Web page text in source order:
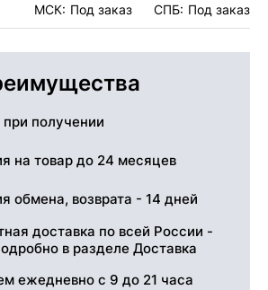
МСК: Под заказ СПБ: Под заказ
получении
на товар до 24 месяцев
обмена, возврата - 14 дней
доставка по всей России -
в разделе Доставка
ежедневно с 9 до 21 часа